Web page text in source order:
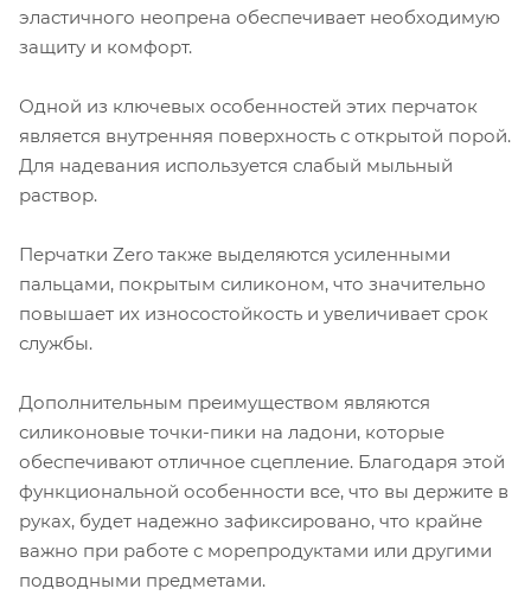
эластичного неопрена обеспечивает необходимую
защиту и комфорт.
Одной из ключевых особенностей этих перчаток
является внутренняя поверхность с открытой порой.
Для надевания используется слабый мыльный
раствор.
Перчатки Zero также выделяются усиленными
пальцами, покрытым силиконом, что значительно
повышает их износостойкость и увеличивает срок
службы.
Дополнительным преимуществом являются
силиконовые точки-пики на ладони, которые
обеспечивают отличное сцепление. Благодаря этой
функциональной особенности все, что вы держите в
руках, будет надежно зафиксировано, что крайне
важно при работе с морепродуктами или другими
подводными предметами.